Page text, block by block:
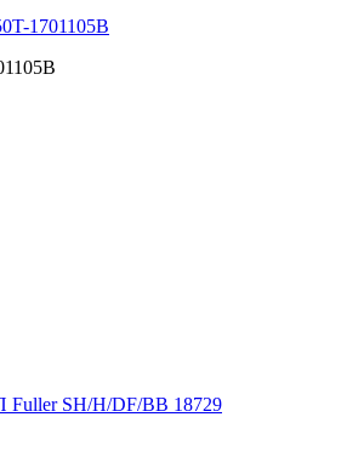
1701105B
SH/H/DF/BB 18729